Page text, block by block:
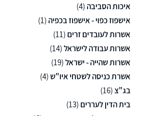
איכות הסביבה (4)
אישפוז כפוי - אישפוז בכפיה (1)
אשרות לעובדים זרים (11)
אשרות עבודה לישראל(14)
אשרות שהייה - ישראל(19)
אשרת כניסה לשטחי איו"ש(4)
בג"צ(16)
בית הדין לעררים (13)